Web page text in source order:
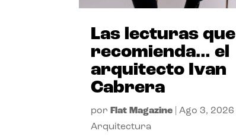
Las lecturas que
recomienda… el
arquitecto Ivan
Cabrera
por Flat Magazine |Ago 3, 2026
Arquitectura